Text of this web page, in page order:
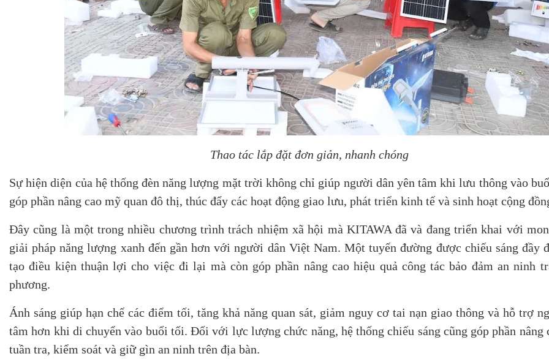
Thao tác lắp đặt đơn giản, nhanh chóng
Sự hiện diện của hệ thống đèn năng lượng mặt trời không chỉ giúp người dân yên tâm khi lưu thông vào
góp phần nâng cao mỹ quan đô thị, thúc đẩy các hoạt động giao lưu, phát triển kinh tế và sinh hoạt cộng
Đây cũng là một trong nhiều chương trình trách nhiệm xã hội mà KITAWA đã và đang triển khai với
giải pháp năng lượng xanh đến gần hơn với người dân Việt Nam. Một tuyến đường được chiếu sáng đầy
tạo điều kiện thuận lợi cho việc đi lại mà còn góp phần nâng cao hiệu quả công tác bảo đảm an ninh
phương.
Ánh sáng giúp hạn chế các điểm tối, tăng khả năng quan sát, giảm nguy cơ tai nạn giao thông và hỗ trợ
tâm hơn khi di chuyển vào buổi tối. Đối với lực lượng chức năng, hệ thống chiếu sáng cũng góp phần nâng
tuần tra, kiểm soát và giữ gìn an ninh trên địa bàn.